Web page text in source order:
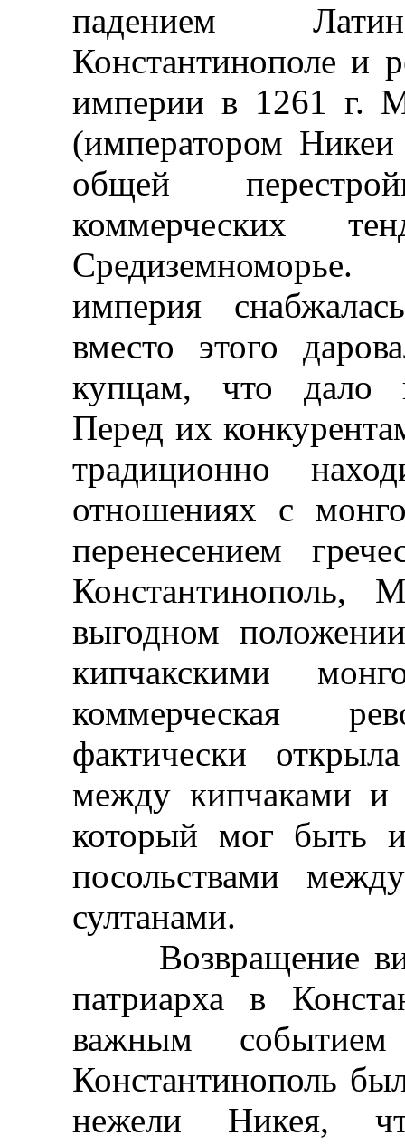
падением
Константинополе и
империи в 1261 г.
(императором
общей
коммерческих
империя
вместо этого
купцам, что дало
Перед их
традиционно
отношениях с
перенесением
выгодном
кипчакскими
коммерческая
фактически
между кипчаками и
который мог быть
посольствами
султанами.
Возвращение
патриарха в
важным
Константинополь
нежели Никея,